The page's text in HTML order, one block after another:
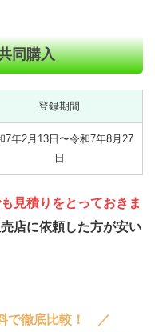
同購入
登録期間
7年2月13日〜令和7年8月27
日
見積りをとっておきま
店に依頼した方が安い
で徹底比較！